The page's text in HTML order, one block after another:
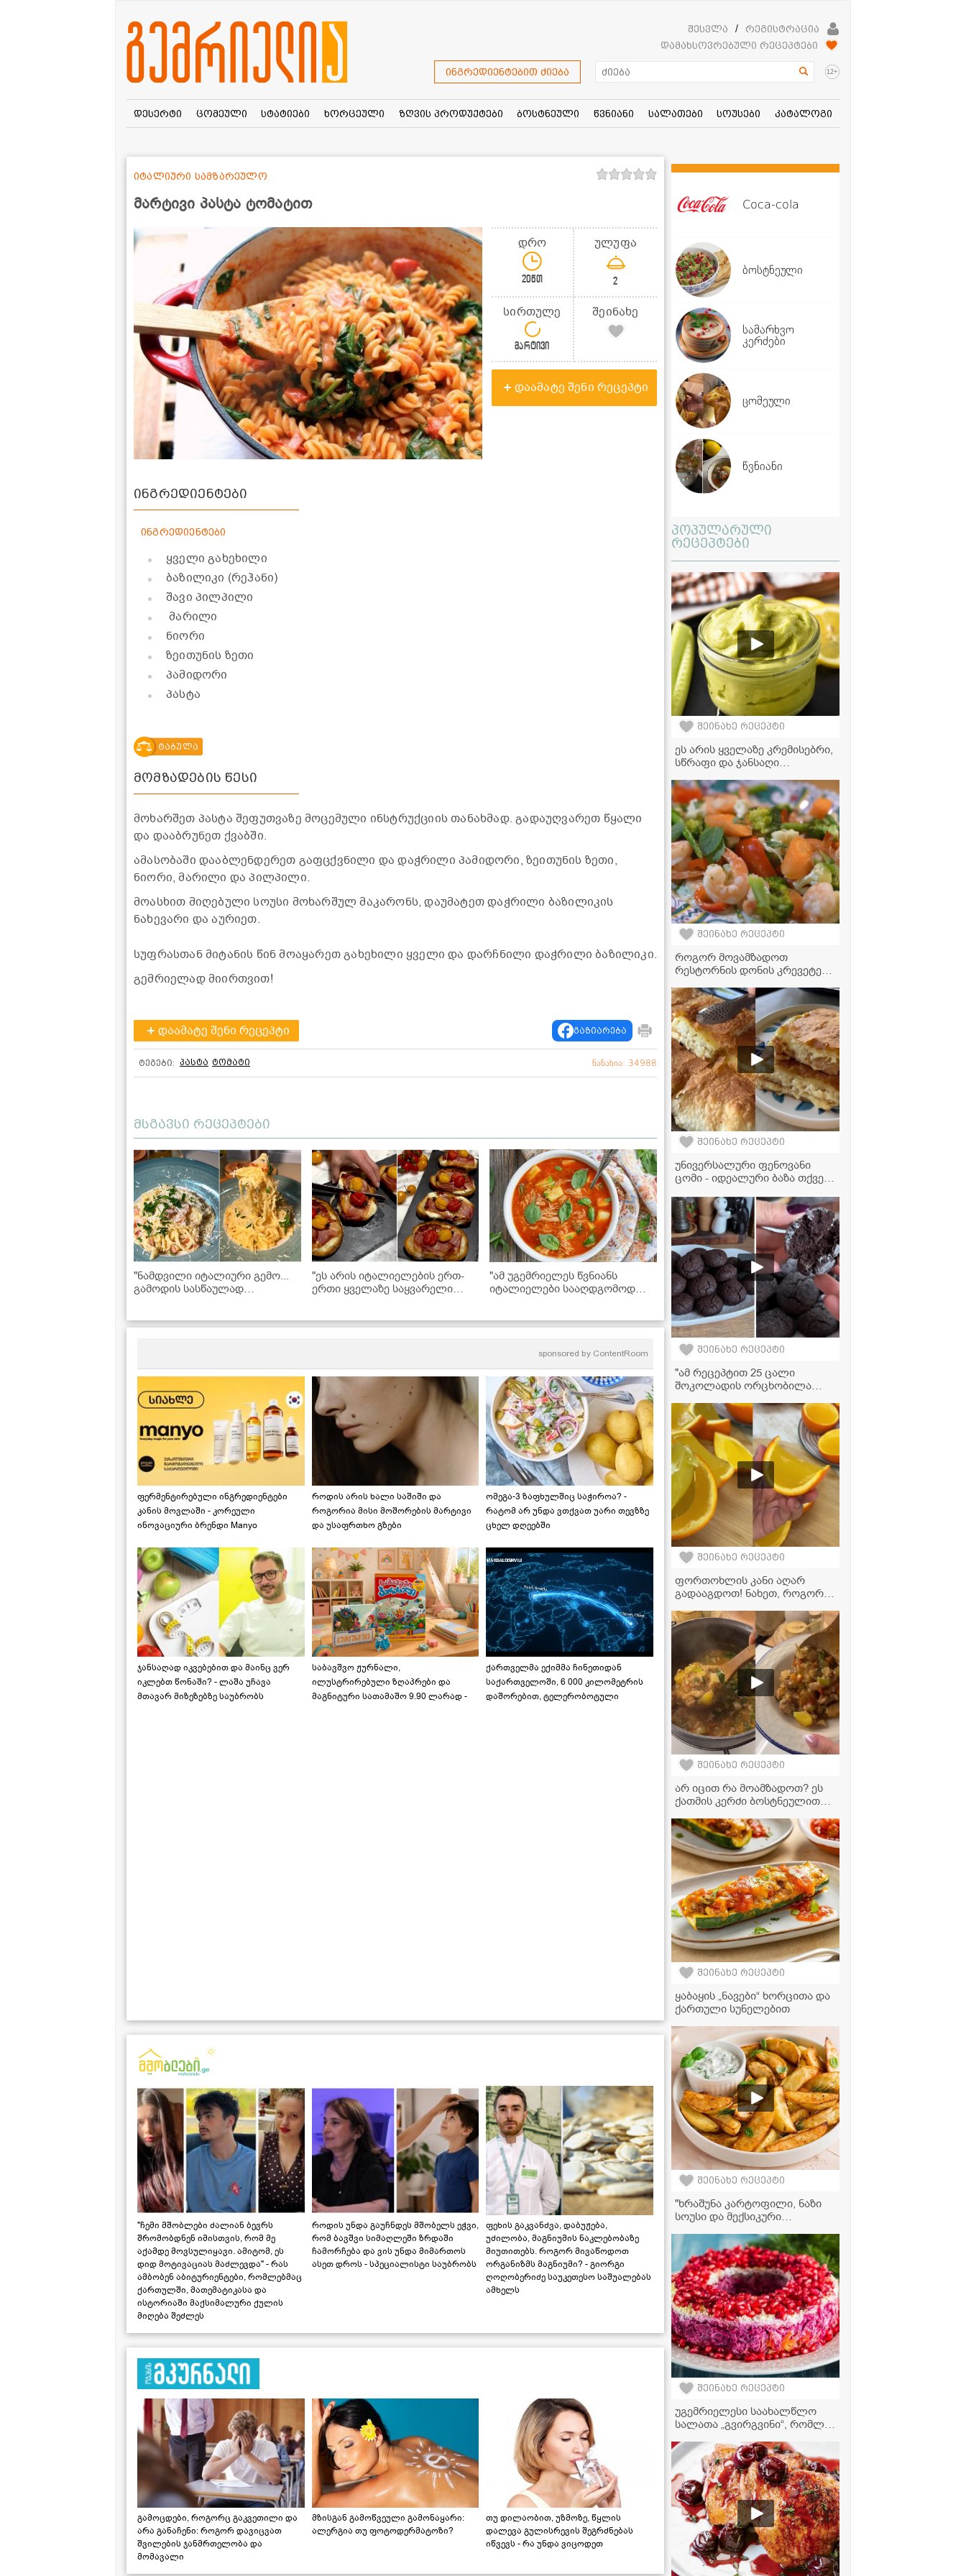
შესვლა /
რეგისტრაცია
დამახსოვრებული რეცეპტები
ინგრედიენტებით ძიება 12+
დესერტი ცომეული სტატიები ხორცეული ზღვის პროდუქტები ბოსტნეული წვნიანი სალათები სოუსები კატალოგი
მარტივი პასტა ტომატით
იტალიური სამზარეულო
დრო
20წთ
ულუფა
2
სირთულე
მარტივი
შეინახე
დაამატე შენი რეცეპტი
ინგრედიენტები
ინგრედიენტები
ყველი გახეხილი
ბაზილიკი (რეჰანი)
შავი პილპილი
მარილი
ნიორი
ზეითუნის ზეთი
პამიდორი
პასტა
ტაბულა
მომზადების წესი
მოხარშეთ პასტა შეფუთვაზე მოცემული ინსტრუქციის თანახმად. გადაუღვარეთ წყალი
და დააბრუნეთ ქვაბში.
ამასობაში დააბლენდერეთ გაფცქვნილი და დაჭრილი პამიდორი, ზეითუნის ზეთი,
ნიორი, მარილი და პილპილი.
მოასხით მიღებული სოუსი მოხარშულ მაკარონს, დაუმატეთ დაჭრილი ბაზილიკის
ნახევარი და აურიეთ.
სუფრასთან მიტანის წინ მოაყარეთ გახეხილი ყველი და დარჩნილი დაჭრილი ბაზილიკი.
გემრიელად მიირთვით!
დაამატე შენი რეცეპტი გაზიარება
ტეგები: პასტა ტომატი ნანახია: 34988
მსგავსი რეცეპტები
"ნამდვილი იტალიური გემო...
გამოდის სასწაულად
"ეს არის იტალიელების ერთ-
ერთი ყველაზე საყვარელი
კროსტინი სპეკითა და
"ამ უგემრიელეს წვნიანს
იტალიელები სააღდგომოდ
sponsored by ContentRoom
ფერმენტირებული ინგრედიენტები
კანის მოვლაში - კორეული
ინოვაციური ბრენდი Manyo
როდის არის ხალი საშიში და
როგორია მისი მოშორების მარტივი
და უსაფრთხო გზები
ომეგა-3 ზაფხულშიც საჭიროა? -
რატომ არ უნდა ვთქვათ უარი თევზზე
ცხელ დღეებში
ჯანსაღად იკვებებით და მაინც ვერ
იკლებთ წონაში? - ლაშა უჩავა
მთავარ მიზეზებზე საუბრობს
საბავშვო ჟურნალი,
ილუსტრირებული ზღაპრები და
მაგნიტური სათამაშო 9.90 ლარად -
ქართველმა ექიმმა ჩინეთიდან
საქართველოში, 6 000 კილომეტრის
დაშორებით, ტელერობოტული
"ჩემი მშობლები ძალიან ბევრს
შრომობდნენ იმისთვის, რომ მე
აქამდე მოვსულიყავი. ამიტომ, ეს
დიდ მოტივაციას მაძლევდა" - რას
ამბობენ აბიტურიენტები, რომლებმაც
ქართულში, მათემატიკასა და
ისტორიაში მაქსიმალური ქულის
მიღება შეძლეს
როდის უნდა გაუჩნდეს მშობელს ეჭვი,
რომ ბავშვი სიმაღლეში ზრდაში
ჩამორჩება და ვის უნდა მიმართოს
ასეთ დროს - სპეციალისტი საუბრობს
ფეხის გაკვანძვა, დაბუჟება,
უძილობა, მაგნიუმის ნაკლებობაზე
მიუთითებს. როგორ მივაწოდოთ
ორგანიზმს მაგნიუმი? - გიორგი
ღოღობერიძე საუკეთესო საშუალებას
ამხელს
გამოცდები, როგორც გაკვეთილი და
არა განაჩენი: როგორ დავიცვათ
შვილების ჯანმრთელობა და
მომავალი
მზისგან გამოწვეული გამონაყარი:
ალერგია თუ ფოტოდერმატოზი?
თუ დილაობით, უზმოზე, წყლის
დალევა გულისრევის შეგრძნებას
იწვევს - რა უნდა ვიცოდეთ
Coca-cola
ბოსტნეული
სამარხვო
კერძები
ცომეული
წვნიანი
პოპულარული
რეცეპტები
შეინახე რეცეპტი
ეს არის ყველაზე კრემისებრი,
სწრაფი და ჯანსაღი
რეცეპტი, რომელის
მომზადებასაც სულ რაღაც 2
წუთში სჭირდება!
შეინახე რეცეპტი
როგორ მოვამზადოთ
რესტორნის დონის კრევეტები
გემრიელი რეცეპტი
შეინახე რეცეპტი
უნივერსალური ფენოვანი
ცომი - იდეალური ბაზა თქვენი
კრუასანებისა და
ნამცხვრებისთვის!
შეინახე რეცეპტი
"ამ რეცეპტით 25 ცალი
შოკოლადის ორცხობილა
მარტივად მზადდება და არის
უგემრიელესი!" -
ვიდეორეცეპტი
შეინახე რეცეპტი
ფორთოხლის კანი აღარ
გადააგდოთ! ნახეთ, როგორ
გემრიელ დესერტად
შეინახე რეცეპტი
არ იცით რა მოამზადოთ? ეს
ქათმის კერძი ბოსტნეულით
გახდება!
შეინახე რეცეპტი
ყაბაყის „ნავები“ ხორცითა და
ქართული სუნელებით
შეინახე რეცეპტი
"ხრაშუნა კარტოფილი, ნაზი
სოუსი და მექსიკური
აუცილებლად ჩაინიშნეთ!" -
მკითხველის ვიდეორეცეპტი
შეინახე რეცეპტი
უგემრიელესი საახალწლო
სალათა „გვირგვინი“, რომლის
შეძლებს!